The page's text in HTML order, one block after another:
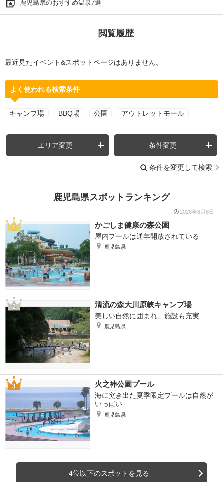
鹿児島県のおすすめ温泉7選
閲覧履歴
最近見たイベント&スポットページはありません。
よく使われる検索条件
キャンプ場 BBQ場 公園 アウトレットモール
エリア変更 条件変更
条件を変更して検索
鹿児島県スポットランキング
2026年8月8日
かごしま健康の森公園
屋内プールは通年開放されている
鹿児島県
清流の森大川原峡キャンプ場
美しい自然に囲まれ、施設も充実
鹿児島県
火之神公園プール
海に突き出た夏季限定プールは自然が
いっぱい
鹿児島県
4位以下のスポットを見る